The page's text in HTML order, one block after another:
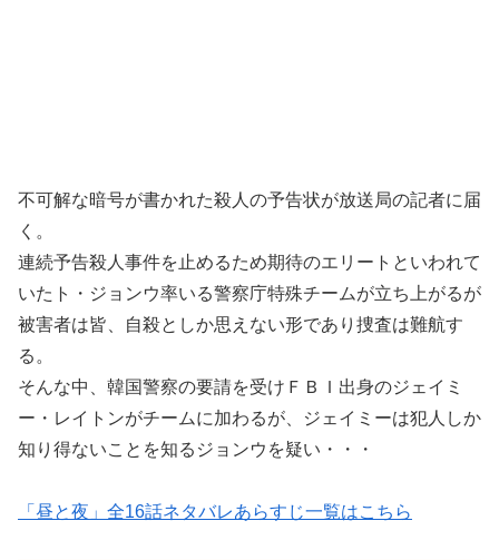
不可解な暗号が書かれた殺人の予告状が放送局の記者に届
く。
連続予告殺人事件を止めるため期待のエリートといわれて
いたト・ジョンウ率いる警察庁特殊チームが立ち上がるが
被害者は皆、自殺としか思えない形であり捜査は難航す
る。
そんな中、韓国警察の要請を受けＦＢＩ出身のジェイミ
ー・レイトンがチームに加わるが、ジェイミーは犯人しか
知り得ないことを知るジョンウを疑い・・・
「昼と夜」全16話ネタバレあらすじ一覧はこちら